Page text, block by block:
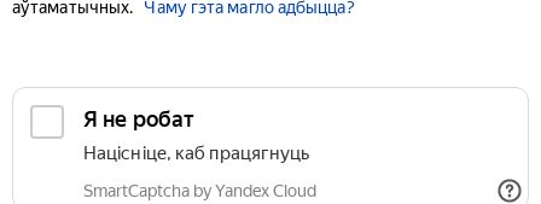
аўтаматычных.
Чаму гэта магло адбыцца?
Я не робат
Націсніце, каб працягнуць
SmartCaptcha by Yandex Cloud